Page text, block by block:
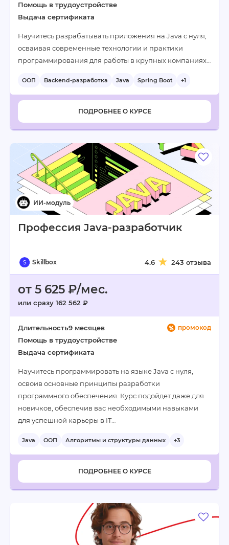
Помощь в трудоустройстве
Выдача сертификата
Научитесь разрабатывать приложения на Java с нуля,
осваивая современные технологии и практики
программирования для работы в крупных компаниях…
ООП Backend-разработка Java Spring Boot +1
ПОДРОБНЕЕ О КУРСЕ
Профессия Java-разработчик
Skillbox 4.6 243 отзыва
от 5 625 ₽/мес.
или сразу 162 562 ₽
промокод
Длительность9 месяцев
Помощь в трудоустройстве
Выдача сертификата
Научитесь программировать на языке Java с нуля,
освоив основные принципы разработки
программного обеспечения. Курс подойдет даже для
новичков, обеспечив вас необходимыми навыками
для успешной карьеры в IT…
Java ООП Алгоритмы и структуры данных +3
ПОДРОБНЕЕ О КУРСЕ